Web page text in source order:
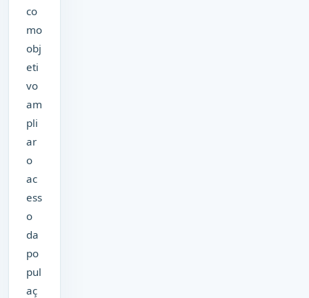
co
mo
obj
eti
vo
am
pli
ar
o
ac
ess
o
da
po
pul
aç